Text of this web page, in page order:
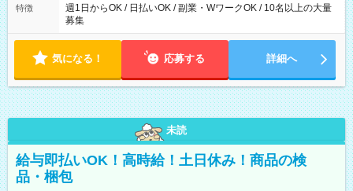
特徴
週1日からOK / 日払いOK / 副業・WワークOK / 10名以上の大量
募集
気になる！ 応募する 詳細へ
未読
給与即払いOK！高時給！土日休み！商品の検
品・梱包